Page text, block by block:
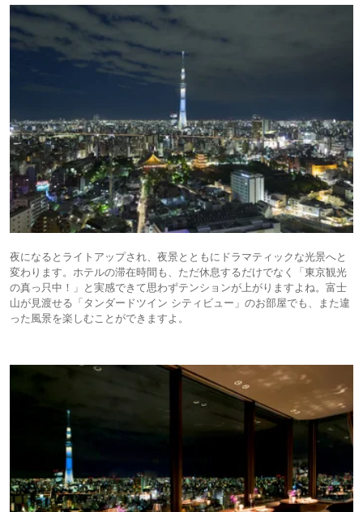
夜になるとライトアップされ、夜景とともにドラマティックな光景へと
変わります。ホテルの滞在時間も、ただ休息するだけでなく「東京観光
の真っ只中！」と実感できて思わずテンションが上がりますよね。富士
山が見渡せる「タンダードツイン シティビュー」のお部屋でも、また違
った風景を楽しむことができますよ。